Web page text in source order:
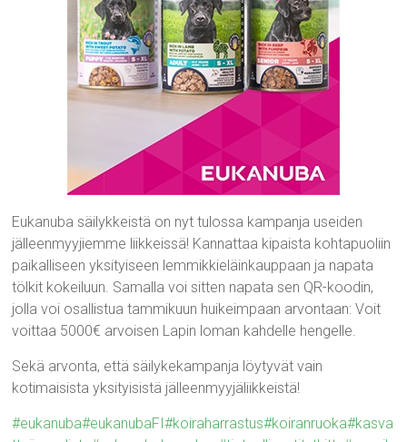
Eukanuba säilykkeistä on nyt tulossa kampanja useiden
jälleenmyyjiemme liikkeissä! Kannattaa kipaista kohtapuoliin
paikalliseen yksityiseen lemmikkieläinkauppaan ja napata
tölkit kokeiluun. Samalla voi sitten napata sen QR-koodin,
jolla voi osallistua tammikuun huikeimpaan arvontaan: Voit
voittaa 5000€ arvoisen Lapin loman kahdelle hengelle.
Sekä arvonta, että säilykekampanja löytyvät vain
kotimaisista yksityisistä jälleenmyyjäliikkeistä!
#eukanuba#eukanubaFI#koiraharrastus#koiranruoka#kasva